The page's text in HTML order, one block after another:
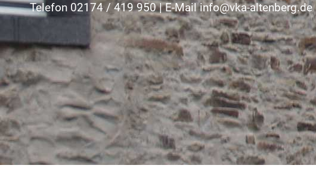
Telefon 02174 / 419 950 | E-Mail info@vka-altenberg.de